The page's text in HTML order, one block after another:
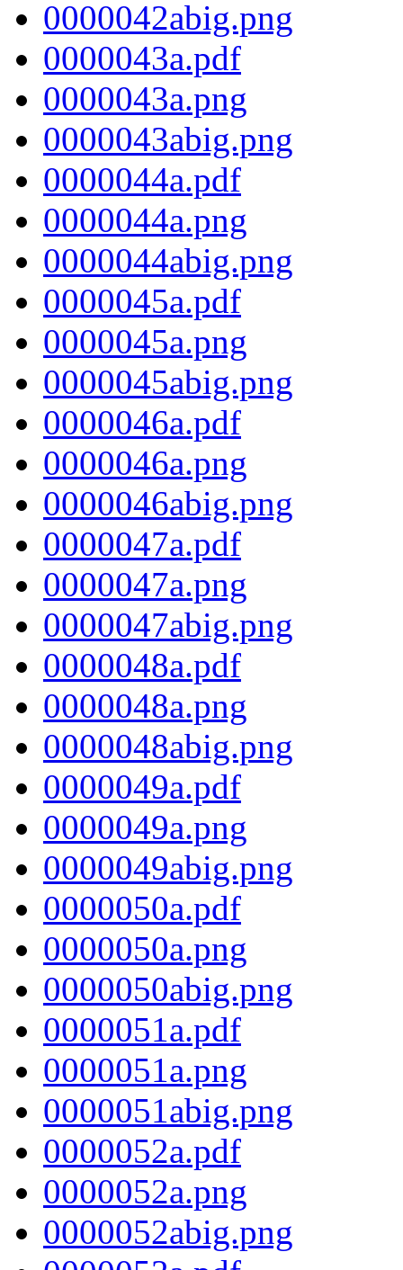
0000042abig.png
0000043a.pdf
0000043a.png
0000043abig.png
0000044a.pdf
0000044a.png
0000044abig.png
0000045a.pdf
0000045a.png
0000045abig.png
0000046a.pdf
0000046a.png
0000046abig.png
0000047a.pdf
0000047a.png
0000047abig.png
0000048a.pdf
0000048a.png
0000048abig.png
0000049a.pdf
0000049a.png
0000049abig.png
0000050a.pdf
0000050a.png
0000050abig.png
0000051a.pdf
0000051a.png
0000051abig.png
0000052a.pdf
0000052a.png
0000052abig.png